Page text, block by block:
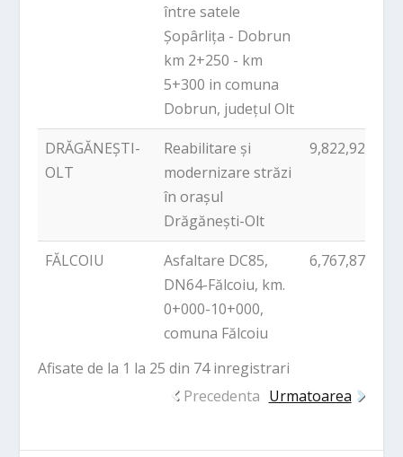
între satele
Șopârlița - Dobrun
km 2+250 - km
5+300 in comuna
Dobrun, județul Olt
DRĂGĂNEȘTI-
OLT
Reabilitare și
modernizare străzi
în orașul
Drăgănești-Olt
9,822,927.45
FĂLCOIU
Asfaltare DC85,
DN64-Fălcoiu, km.
0+000-10+000,
comuna Fălcoiu
6,767,879.56
Afisate de la 1 la 25 din 74 inregistrari
Precedenta Urmatoarea